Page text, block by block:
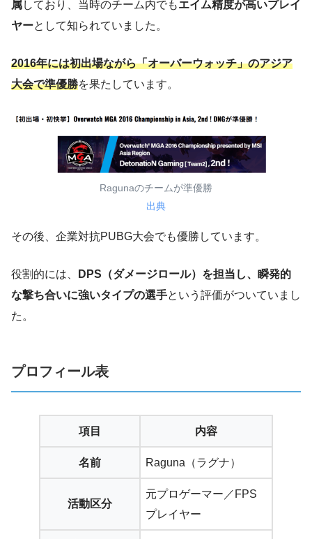
属しており、当時のチーム内でもエイム精度が高いプレイ
ヤーとして知られていました。
2016年には初出場ながら「オーバーウォッチ」のアジア
大会で準優勝を果たしています。
Ragunaのチームが準優勝
出典
その後、企業対抗PUBG大会でも優勝しています。
役割的には、
DPS（ダメージロール）を担当し、瞬発的
な撃ち合いに強いタイプの選手という評価がついていまし
た。
プロフィール表
項目 内容
名前 Raguna（ラグナ）
活動区分
元プロゲーマー／FPS
プレイヤー